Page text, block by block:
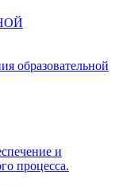
образовательной
и
процесса.